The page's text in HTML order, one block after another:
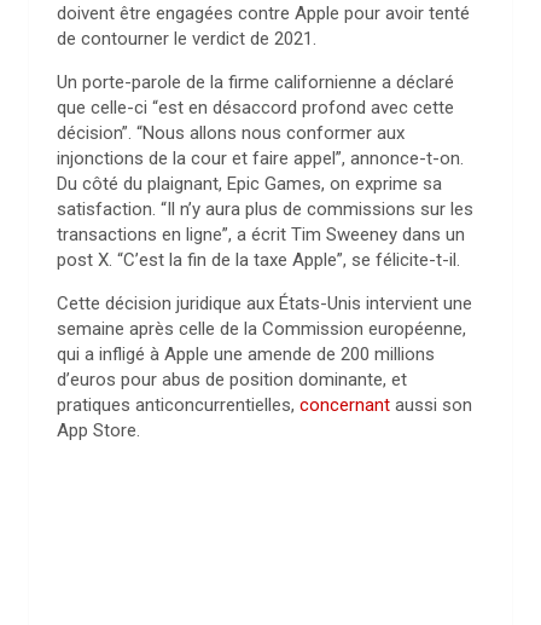
doivent être engagées contre Apple pour avoir tenté
de contourner le verdict de 2021.
Un porte-parole de la firme californienne a déclaré
que celle-ci “est en désaccord profond avec cette
décision”. “Nous allons nous conformer aux
injonctions de la cour et faire appel”, annonce-t-on.
Du côté du plaignant, Epic Games, on exprime sa
satisfaction. “Il n’y aura plus de commissions sur les
transactions en ligne”, a écrit Tim Sweeney dans un
post X. “C’est la fin de la taxe Apple”, se félicite-t-il.
Cette décision juridique aux États-Unis intervient une
semaine après celle de la Commission européenne,
qui a infligé à Apple une amende de 200 millions
d’euros pour abus de position dominante, et
pratiques anticoncurrentielles, concernant aussi son
App Store.